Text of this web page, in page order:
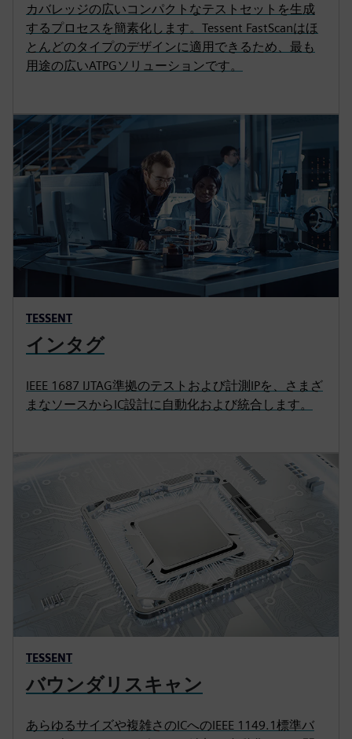
カバレッジの広いコンパクトなテストセットを生成
するプロセスを簡素化します。Tessent FastScanはほ
とんどのタイプのデザインに適用できるため、最も
用途の広いATPGソリューションです。
TESSENT
インタグ
IEEE 1687 IJTAG準拠のテストおよび計測IPを、さまざ
まなソースからIC設計に自動化および統合します。
TESSENT
バウンダリスキャン
あらゆるサイズや複雑さのICへのIEEE 1149.1標準バ